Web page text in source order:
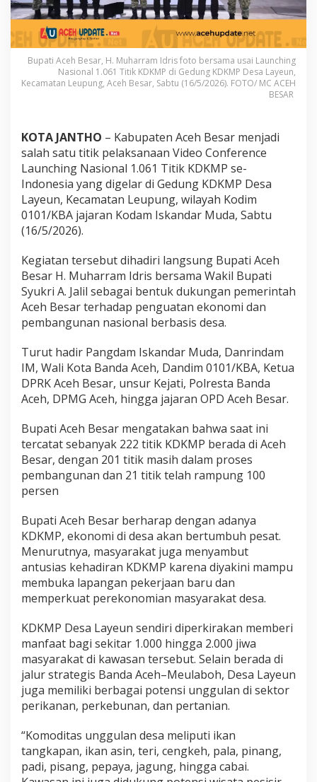
a
u
n
c
h
i
n
s
i
o
n
a
l
1
1
T
i
i
k
D
K
P
d
L
e
u
p
u
Bupati Aceh Besar, H. Muharram Idris foto bersama usai Launching
Nasional 1.061 Titik KDKMP di Gedung KDKMP Desa Layeun,
Kecamatan Leupung, Aceh Besar, Sabtu (16/5/2026). FOTO/ MC ACEH
BESAR
KOTA JANTHO – Kabupaten Aceh Besar menjadi
salah satu titik pelaksanaan Video Conference
Launching Nasional 1.061 Titik KDKMP se-
Indonesia yang digelar di Gedung KDKMP Desa
Layeun, Kecamatan Leupung, wilayah Kodim
0101/KBA jajaran Kodam Iskandar Muda, Sabtu
(16/5/2026).
Kegiatan tersebut dihadiri langsung Bupati Aceh
Besar H. Muharram Idris bersama Wakil Bupati
Syukri A. Jalil sebagai bentuk dukungan pemerintah
Aceh Besar terhadap penguatan ekonomi dan
pembangunan nasional berbasis desa.
Turut hadir Pangdam Iskandar Muda, Danrindam
IM, Wali Kota Banda Aceh, Dandim 0101/KBA, Ketua
DPRK Aceh Besar, unsur Kejati, Polresta Banda
Aceh, DPMG Aceh, hingga jajaran OPD Aceh Besar.
Bupati Aceh Besar mengatakan bahwa saat ini
tercatat sebanyak 222 titik KDKMP berada di Aceh
Besar, dengan 201 titik masih dalam proses
pembangunan dan 21 titik telah rampung 100
persen
Bupati Aceh Besar berharap dengan adanya
KDKMP, ekonomi di desa akan bertumbuh pesat.
Menurutnya, masyarakat juga menyambut
antusias kehadiran KDKMP karena diyakini mampu
membuka lapangan pekerjaan baru dan
memperkuat perekonomian masyarakat desa.
KDKMP Desa Layeun sendiri diperkirakan memberi
manfaat bagi sekitar 1.000 hingga 2.000 jiwa
masyarakat di kawasan tersebut. Selain berada di
jalur strategis Banda Aceh–Meulaboh, Desa Layeun
juga memiliki berbagai potensi unggulan di sektor
perikanan, perkebunan, dan pertanian.
“Komoditas unggulan desa meliputi ikan
tangkapan, ikan asin, teri, cengkeh, pala, pinang,
padi, pisang, pepaya, jagung, hingga cabai.